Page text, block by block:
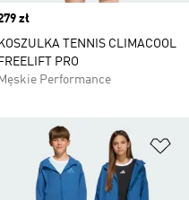
zł
KOSZULKA TENNIS CLIMACOOL
FREELIFT PRO
Męskie Performance
do listy życzeń